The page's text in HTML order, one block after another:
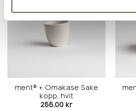
ment® + Omakase Sake
kopp, hvit
255,00 kr